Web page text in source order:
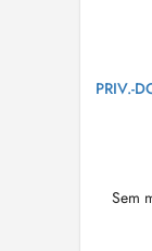
PRIV.-
Sem